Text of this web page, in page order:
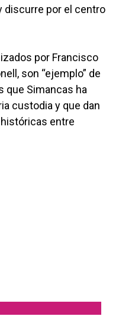
discurre por el centro
por Francisco
son “ejemplo” de
que Simancas ha
custodia y que dan
entre